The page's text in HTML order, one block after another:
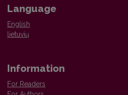
Language
English
lietuvių
Information
For Readers